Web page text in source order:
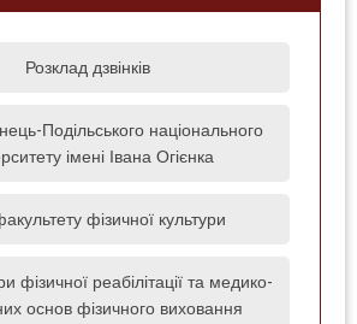
Розклад дзвінків
Подільського національного
імені Івана Огієнка
фізичної культури
фізичної реабілітації та медико-
основ фізичного виховання